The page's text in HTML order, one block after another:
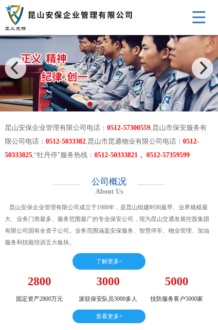
昆山安保企业管理有限公司电话： 0512-57300559,昆山市保安服务有
限公司电话： 0512-5033382,昆山市昆通物业有限公司电话： 0512-
50333825,“牡丹停”服务热线： 0512-50333821 、0512-57359599
公司概况
About Us
昆山安保企业管理有限公司成立于1988年，是昆山组建时间最早、业界规模最
大、业务门类最多、服务范围最广的专业保安公司，现为昆山交通发展控股集团
有限公司国有全资子公司。业务范围涵盖安保服务、智慧停车、物业管理、加油
服务和技能培训五大板块。
了解更多>
2800
固定资产2800万元
3000
派驻保安队员3000多人
5000
技防服务客户5000家
查看更多+